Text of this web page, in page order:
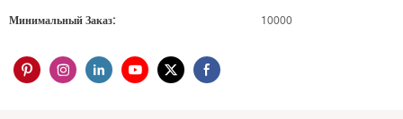
Минимальный Заказ: 10000